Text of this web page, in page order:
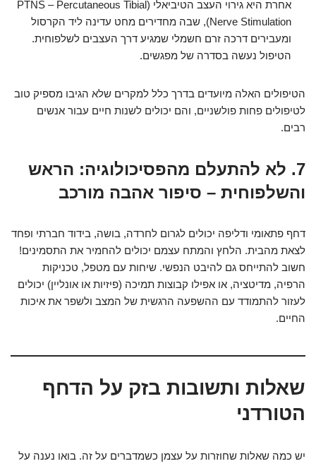
אחרת היא גירוי העצב הטיביאלי (PTNS – Percutaneous Tibial
Nerve Stimulation), שבה מחדירים מחט עדינה ליד הקרסול
ומעבירים דרכה זרם חשמלי שמגיע דרך העצבים לשלפוחית.
הטיפול נעשה בסדרה של מפגשים.
הטיפולים האלה מיועדים בדרך כלל למקרים שלא הגיבו מספיק טוב
לטיפולים פחות פולשניים, והם יכולים לשנות חיים עבור אנשים
רבים.
7. לא להתעלם מהפסיכולוגיה: הראש
והשלפוחית – סיפור אהבה מורכב
דחף פתאומי ודליפה יכולים לגרום לחרדה, בושה, בידוד חברתי ופחד
לצאת מהבית. הלחץ והמתח עצמם יכולים להחמיר את התסמינים!
חשוב להתייחס גם להיבט הנפשי. שיחות עם מטפל, טכניקות
הרפיה, מדיטציה, או אפילו קבוצות תמיכה (פיזיות או אונליין) יכולים
לעזור להתמודד עם ההשפעה הרגשית של המצב ולשפר את איכות
החיים.
שאלות ותשובות בזק על הדחף
הטורדני
יש כמה שאלות שחוזרות על עצמן כשמדברים על זה. בואו נענה על